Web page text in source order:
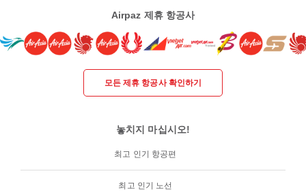
Airpaz 제휴 항공사
모든 제휴 항공사 확인하기
놓치지 마십시오!
최고 인기 항공편
최고 인기 노선